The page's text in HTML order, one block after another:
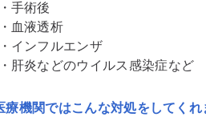
手術後
血液透析
インフルエンザ
肝炎などのウイルス感染症など
療機関ではこんな対処をしてくれ